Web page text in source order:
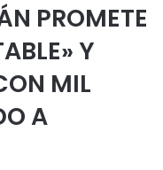
PROMETE
Y
MIL
A